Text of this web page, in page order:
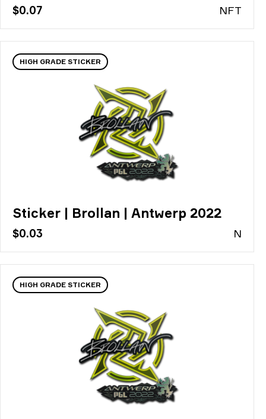
$0.07 NFT
HIGH GRADE STICKER
Sticker | Brollan | Antwerp 2022
$0.03 N
HIGH GRADE STICKER